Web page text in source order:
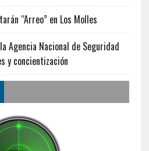
“Arreo” en Los Molles
Agencia Nacional de Seguridad
y concientización